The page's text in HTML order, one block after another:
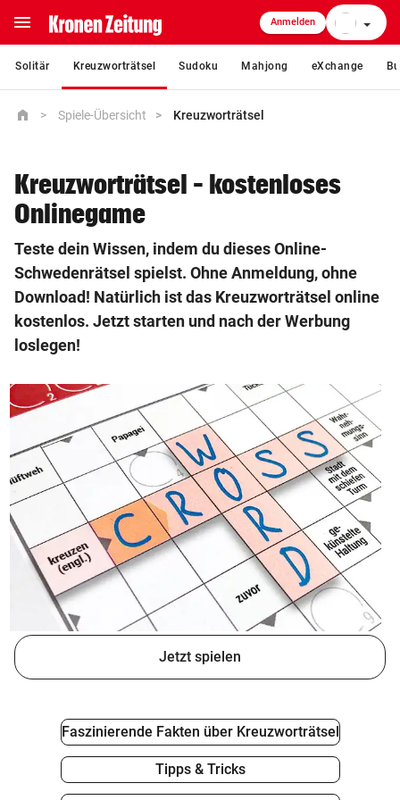
menu Anmelden
Solitär Kreuzworträtsel Sudoku Mahjong eXchange
close
home Startseite
crisis_alert
coronavirus Coronavirus
Nachrichten expand_more
Community & Meinung
Magazin & Freizeit expand_more
Extras expand_more
Krone TV expand_more
podcasts Podcast
FirmenABC
Rezept der Woche
Ratgeber
Wohnwelten
home Spiele-Übersicht Kreuzworträtsel
Kreuzworträtsel – kostenloses
Onlinegame
Teste dein Wissen, indem du dieses Online-
Schwedenrätsel spielst. Ohne Anmeldung, ohne
Download! Natürlich ist das Kreuzworträtsel online
kostenlos. Jetzt starten und nach der Werbung
loslegen!
Jetzt spielen
Faszinierende Fakten über Kreuzworträtsel
Tipps & Tricks